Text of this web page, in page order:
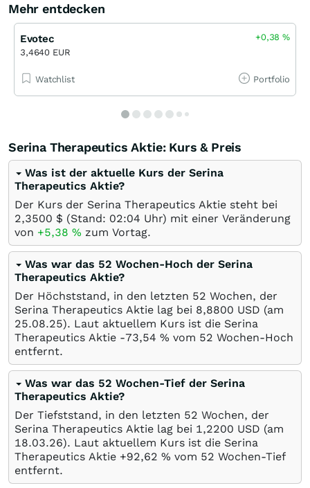
Mehr entdecken
Evotec
3,4640 EUR
+0,38%
Watchlist Portfolio
Serina Therapeutics Aktie: Kurs & Preis
Was ist der aktuelle Kurs der Serina
Therapeutics Aktie?
Der Kurs der Serina Therapeutics Aktie steht bei
2,3500 $ (Stand: 02:04 Uhr) mit einer Veränderung
von +5,38 % zum Vortag.
Was war das 52 Wochen-Hoch der Serina
Therapeutics Aktie?
Der Höchststand, in den letzten 52 Wochen, der
Serina Therapeutics Aktie lag bei 8,8800 USD (am
25.08.25). Laut aktuellem Kurs ist die Serina
Therapeutics Aktie -73,54 % vom 52 Wochen-Hoch
entfernt.
Was war das 52 Wochen-Tief der Serina
Therapeutics Aktie?
Der Tiefststand, in den letzten 52 Wochen, der
Serina Therapeutics Aktie lag bei 1,2200 USD (am
18.03.26). Laut aktuellem Kurs ist die Serina
Therapeutics Aktie +92,62 % vom 52 Wochen-Tief
entfernt.